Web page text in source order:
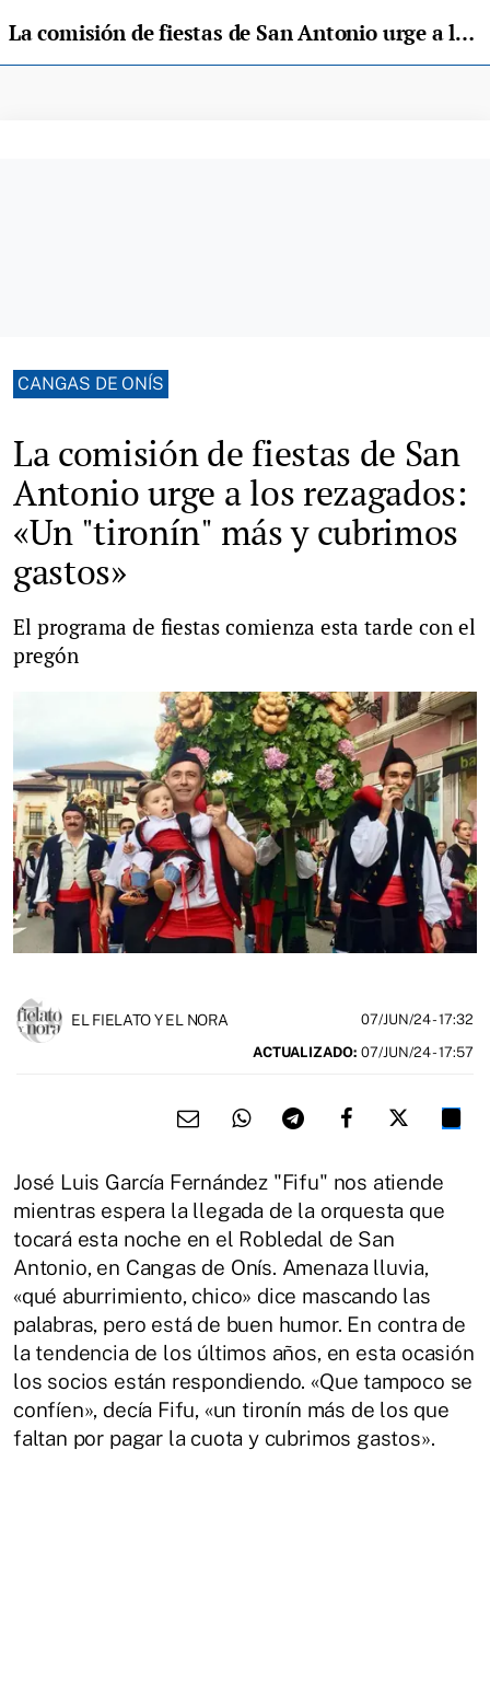
La comisión de fiestas de San Antonio urge a los rezagados: «Un "tironín" más y cubrimos gastos»
CANGAS DE ONÍS
La comisión de fiestas de San
Antonio urge a los rezagados:
«Un "tironín" más y cubrimos
gastos»
El programa de fiestas comienza esta tarde con el
pregón
EL FIELATO Y EL NORA 07/JUN/24- 17:32
ACTUALIZADO: 07/JUN/24 - 17:57
José Luis García Fernández "Fifu" nos atiende
mientras espera la llegada de la orquesta que
tocará esta noche en el Robledal de San
Antonio, en Cangas de Onís. Amenaza lluvia,
«qué aburrimiento, chico» dice mascando las
palabras, pero está de buen humor. En contra de
la tendencia de los últimos años, en esta ocasión
los socios están respondiendo. «Que tampoco se
confíen», decía Fifu, «un tironín más de los que
faltan por pagar la cuota y cubrimos gastos».